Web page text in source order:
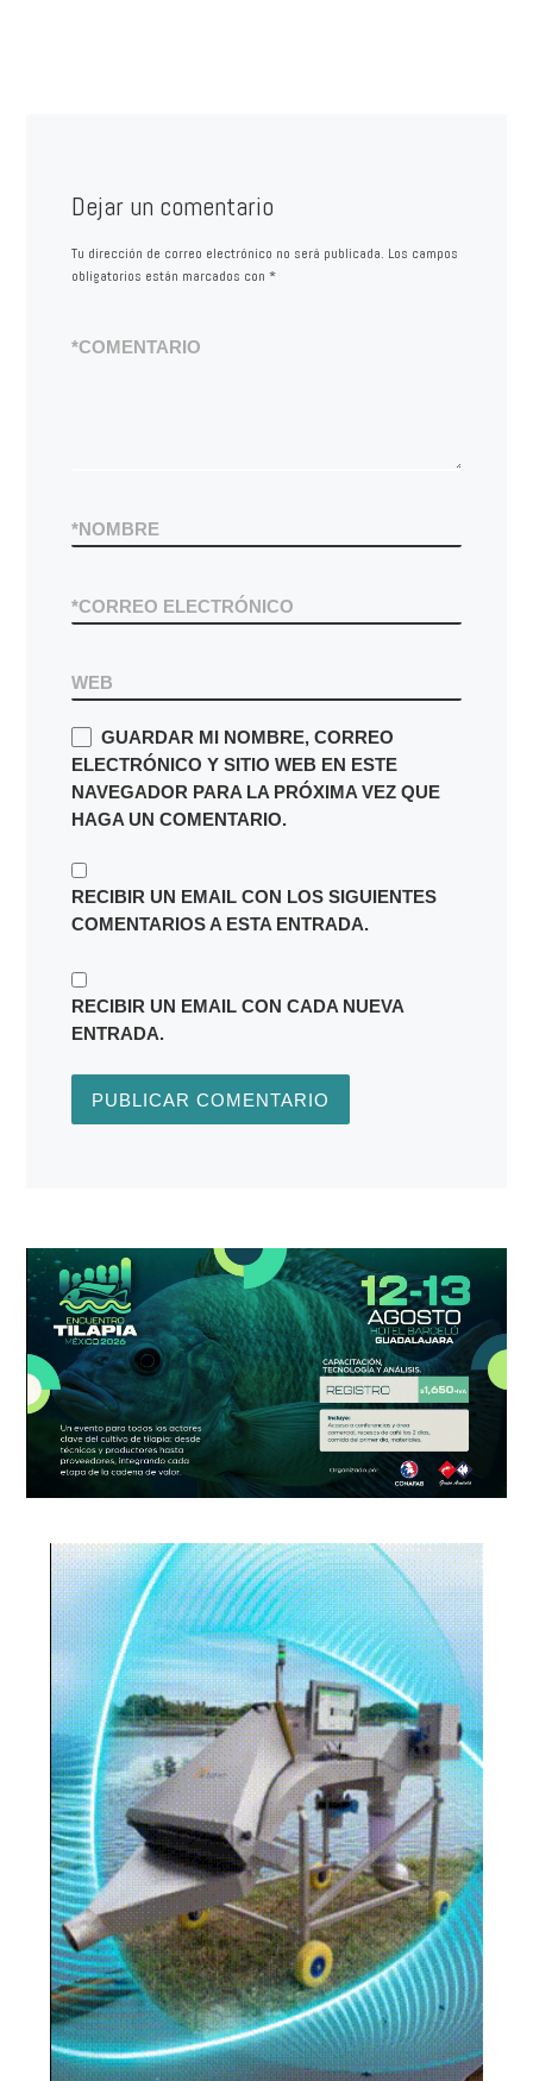
Dejar un comentario
Tu dirección de correo electrónico no será publicada. Los campos
obligatorios están marcados con *
COMENTARIO
*
NOMBRE
*
CORREO ELECTRÓNICO
*
WEB
GUARDAR MI NOMBRE, CORREO
ELECTRÓNICO Y SITIO WEB EN ESTE
NAVEGADOR PARA LA PRÓXIMA VEZ QUE
HAGA UN COMENTARIO.
RECIBIR UN EMAIL CON LOS SIGUIENTES
COMENTARIOS A ESTA ENTRADA.
RECIBIR UN EMAIL CON CADA NUEVA
ENTRADA.